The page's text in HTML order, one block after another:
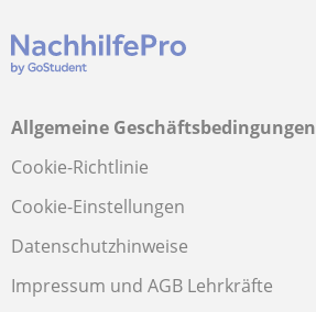
Allgemeine Geschäftsbedingungen
Cookie-Richtlinie
Cookie-Einstellungen
Datenschutzhinweise
Impressum und AGB Lehrkräfte